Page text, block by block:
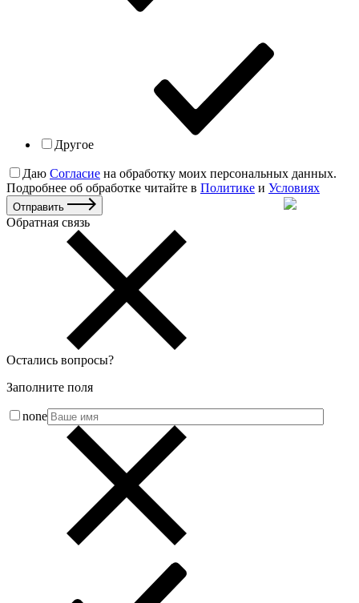
Другое
Даю Согласие на обработку моих персональных данных.
Подробнее об обработке читайте в Политике и Условиях
Отправить
Обратная связь
Остались вопросы?
Заполните поля
none